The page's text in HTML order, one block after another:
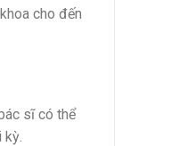
cho đến
sĩ có thể
kỳ.